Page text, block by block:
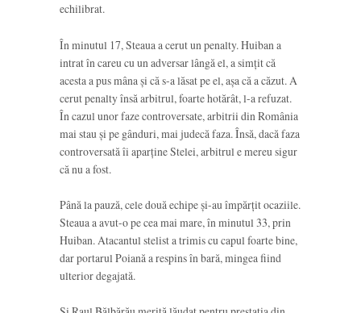
echilibrat.
În minutul 17, Steaua a cerut un penalty. Huiban a
intrat în careu cu un adversar lângă el, a simțit că
acesta a pus mâna și că s-a lăsat pe el, așa că a căzut. A
cerut penalty însă arbitrul, foarte hotărât, l-a refuzat.
În cazul unor faze controversate, arbitrii din România
mai stau și pe gânduri, mai judecă faza. Însă, dacă faza
controversată îi aparține Stelei, arbitrul e mereu sigur
că nu a fost.
Până la pauză, cele două echipe și-au împărțit ocaziile.
Steaua a avut-o pe cea mai mare, în minutul 33, prin
Huiban. Atacantul stelist a trimis cu capul foarte bine,
dar portarul Poiană a respins în bară, mingea fiind
ulterior degajată.